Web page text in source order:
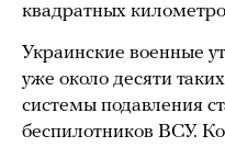
квадратных
Украинские военные
уже около десяти
системы подавления
беспилотников ВСУ.